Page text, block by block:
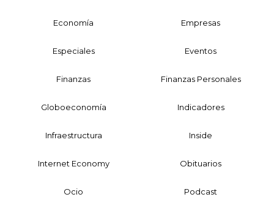
Economía Empresas
Especiales Eventos
Finanzas Finanzas Personales
Globoeconomía Indicadores
Infraestructura Inside
Internet Economy Obituarios
Ocio Podcast